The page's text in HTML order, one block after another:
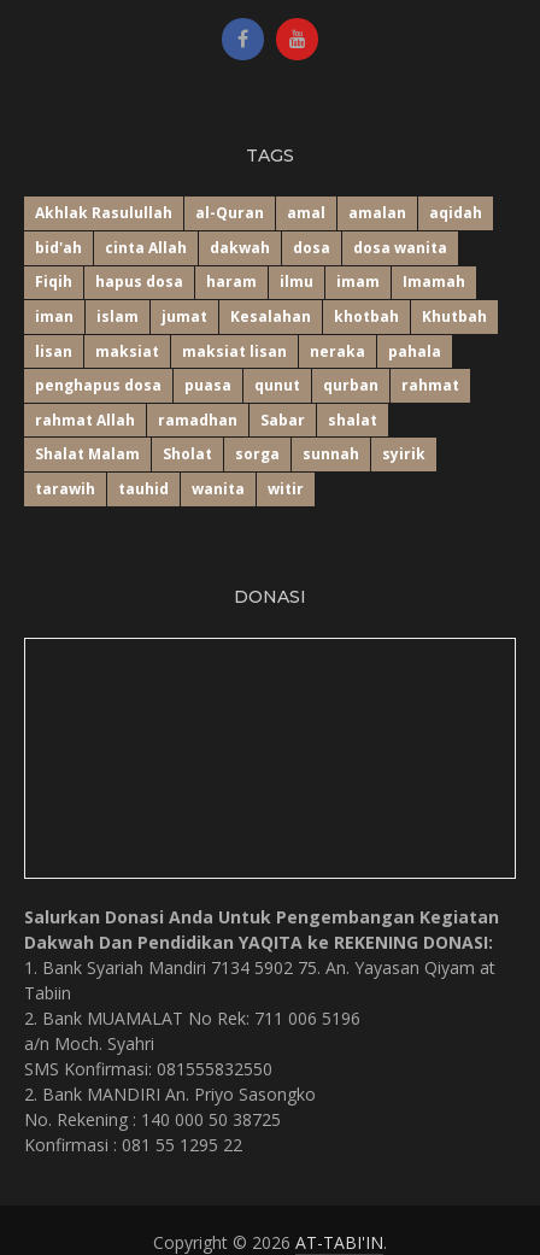
TAGS
Akhlak Rasulullah al-Quran amal amalan
aqidah
bid'ah
cinta Allah dakwah dosa
dosa wanita
Fiqih
hapus dosa haram ilmu imam
Imamah
iman
islam jumat Kesalahan khotbah
Khutbah
lisan
maksiat maksiat lisan neraka
pahala
penghapus dosa
puasa qunut qurban
rahmat
rahmat Allah
ramadhan Sabar
shalat
Shalat Malam
Sholat sorga sunnah
syirik
tarawih
tauhid wanita witir
DONASI
Bulan ....... 2018, Alhamdulillah ...............................:
Salurkan Donasi Anda Untuk Pengembangan Kegiatan
Dakwah Dan Pendidikan YAQITA ke REKENING DONASI:
1. Bank Syariah Mandiri 7134 5902 75. An. Yayasan Qiyam at
Tabiin
2. Bank MUAMALAT No Rek: 711 006 5196
a/n Moch. Syahri
SMS Konfirmasi: 081555832550
2. Bank MANDIRI An. Priyo Sasongko
No. Rekening : 140 000 50 38725
Konfirmasi : 081 55 1295 22
Copyright © 2026 AT-TABI'IN.